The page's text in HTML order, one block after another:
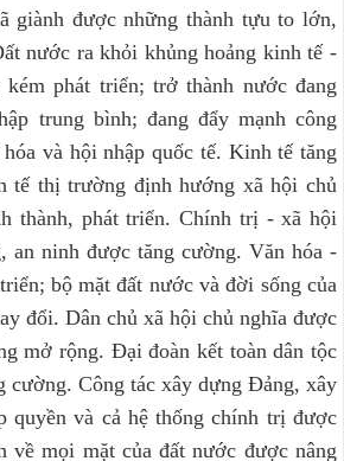
giành được những thành tựu to lớn,
nước ra khỏi khủng hoảng kinh tế -
phát triển; trở thành nước đang
trung bình; đang đẩy mạnh công
và hội nhập quốc tế. Kinh tế tăng
tế thị trường định hướng xã hội chủ
thành, phát triển. Chính trị - xã hội
an ninh được tăng cường. Văn hóa -
bộ mặt đất nước và đời sống của
đổi. Dân chủ xã hội chủ nghĩa được
mở rộng. Đại đoàn kết toàn dân tộc
cường. Công tác xây dựng Đảng, xây
quyền và cả hệ thống chính trị được
về mọi mặt của đất nước được nâng